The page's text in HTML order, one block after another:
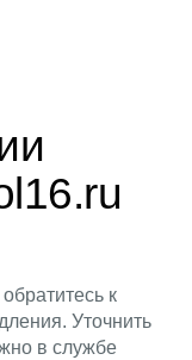
к
Уточнить
в службе